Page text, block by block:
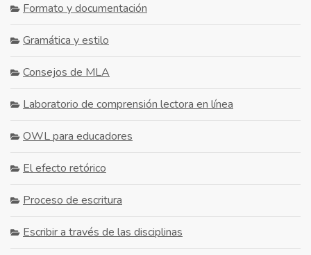
Formato y documentación
Gramática y estilo
Consejos de MLA
Laboratorio de comprensión lectora en línea
OWL para educadores
El efecto retórico
Proceso de escritura
Escribir a través de las disciplinas